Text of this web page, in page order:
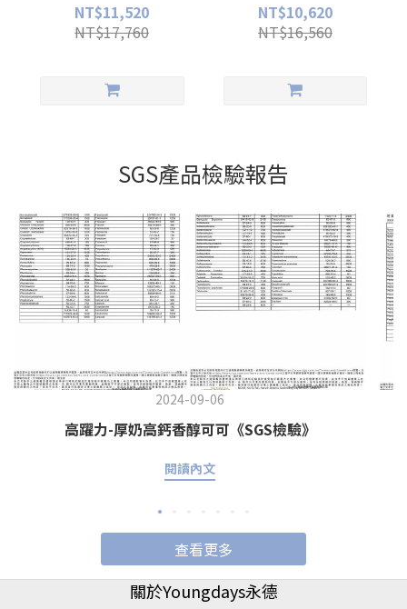
NT$11,520
NT$17,760
NT$10,620
NT$16,560
SGS產品檢驗報告
2024-09-06
高躍力-厚奶高鈣香醇可可《SGS檢驗》
閱讀內文
查看更多
關於Youngdays永德